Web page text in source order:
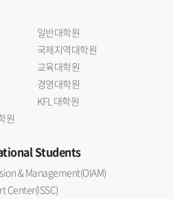
일반대학원
국제지역대학원
교육대학원
경영대학원
KFL 대학원
원
Students
& Management(OIAM)
Center(ISSC)